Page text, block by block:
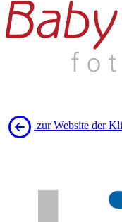
zur Website der